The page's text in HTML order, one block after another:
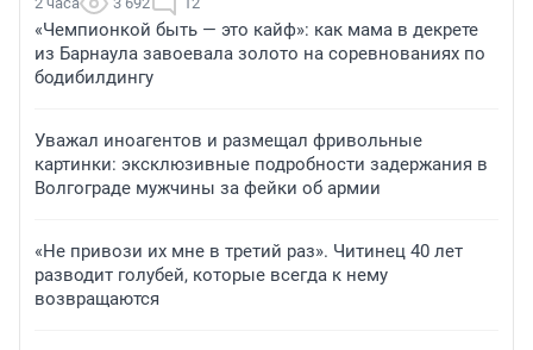
«Чемпионкой быть — это кайф»: как мама в декрете
из Барнаула завоевала золото на соревнованиях по
бодибилдингу
Уважал иноагентов и размещал фривольные
картинки: эксклюзивные подробности задержания в
Волгограде мужчины за фейки об армии
«Не привози их мне в третий раз». Читинец 40 лет
разводит голубей, которые всегда к нему
возвращаются